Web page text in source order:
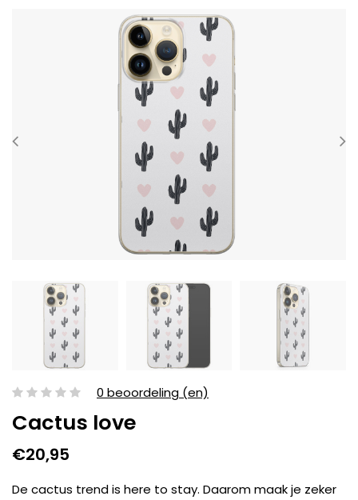
0 beoordeling (en)
Cactus love
€20,95
De cactus trend is here to stay. Daarom maak je zeker